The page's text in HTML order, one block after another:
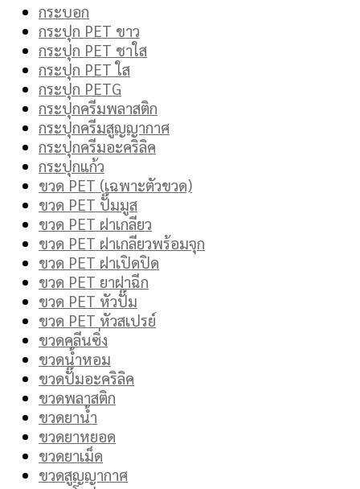
กระบอก
กระปุก PET ขาว
กระปุก PET ชาใส
กระปุก PET ใส
กระปุก PETG
กระปุกครีมพลาสติก
กระปุกครีมสูญญากาศ
กระปุกครีมอะคริลิค
กระปุกแก้ว
ขวด PET (เฉพาะตัวขวด)
ขวด PET ปั๊มมูส
ขวด PET ฝาเกลียว
ขวด PET ฝาเกลียวพร้อมจุก
ขวด PET ฝาเปิดปิด
ขวด PET ยาฝาฉีก
ขวด PET หัวปั๊ม
ขวด PET หัวสเปรย์
ขวดคลีนซิ่ง
ขวดน้ำหอม
ขวดปั๊มอะคริลิค
ขวดพลาสติก
ขวดยาน้ำ
ขวดยาหยอด
ขวดยาเม็ด
ขวดสูญญากาศ